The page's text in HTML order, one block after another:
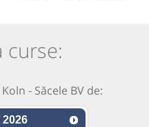
curse:
- Săcele BV de:
2026